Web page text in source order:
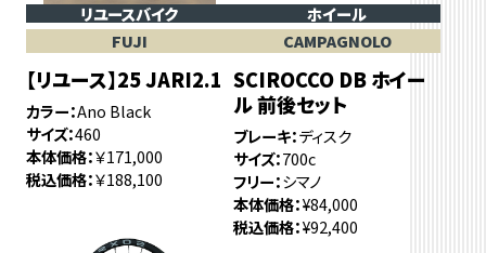
リユースバイク
FUJI
【リユース】25 JARI2.1
カラー Ano Black
サイズ 460
本体価格 ￥171,000
税込価格 ￥188,100
ホイール
CAMPAGNOLO
SCIROCCO DB ホイー
ル 前後セット
ブレーキ ディスク
サイズ 700c
フリー シマノ
本体価格 ¥84,000
税込価格 ¥92,400